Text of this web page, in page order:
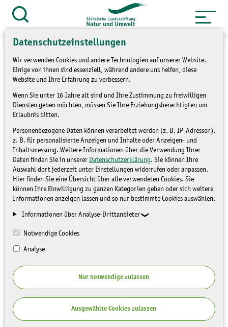
Datenschutzeinstellungen
Wir verwenden Cookies und andere Technologien auf unserer Website.
Einige von ihnen sind essenziell, während andere uns helfen, diese
Website und Ihre Erfahrung zu verbessern.
Wenn Sie unter 16 Jahre alt sind und Ihre Zustimmung zu freiwilligen
Diensten geben möchten, müssen Sie Ihre Erziehungsberechtigten um
Erlaubnis bitten.
Personenbezogene Daten können verarbeitet werden (z. B. IP-Adressen),
z. B. für personalisierte Anzeigen und Inhalte oder Anzeigen- und
Inhaltsmessung. Weitere Informationen über die Verwendung Ihrer
Daten finden Sie in unserer Datenschutzerklärung. Sie können Ihre
Auswahl dort jederzeit unter Einstellungen widerrufen oder anpassen.
Hier finden Sie eine Übersicht über alle verwendeten Cookies. Sie
können Ihre Einwilligung zu ganzen Kategorien geben oder sich weitere
Informationen anzeigen lassen und so nur bestimmte Cookies auswählen.
Informationen über Analyse-Drittanbieter
Notwendige Cookies
Analyse
Nur notwendige zulassen
Ausgewählte Cookies zulassen
Zum
Inhalt
springen
Suche
Themen » Natur und Landschaft
» Übersicht LaNU-Flächen
Gnandstein
Flächentyp
Streuobstwiese